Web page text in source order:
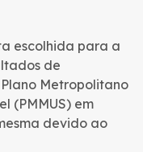
escolhida para a
de
Metropolitano
(PMMUS) em
devido ao